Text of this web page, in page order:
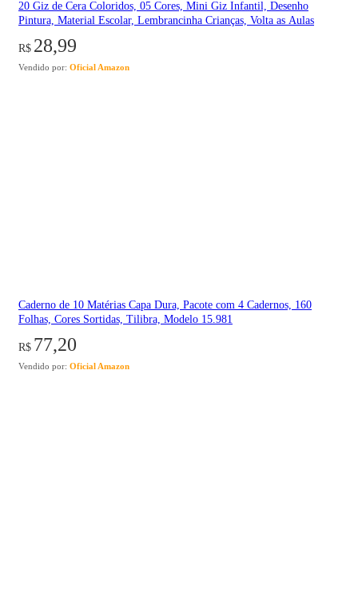
20 Giz de Cera Coloridos, 05 Cores, Mini Giz Infantil, Desenho
Pintura, Material Escolar, Lembrancinha Crianças, Volta as Aulas
R$ 28,99
Vendido por: Oficial Amazon
Caderno de 10 Matérias Capa Dura, Pacote com 4 Cadernos, 160
Folhas, Cores Sortidas, Tilibra, Modelo 15.981
R$ 77,20
Vendido por: Oficial Amazon